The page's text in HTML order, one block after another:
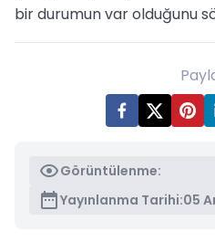
bir durumun var olduğunu
Görüntülenme:
Yayınlanma Tarihi:05